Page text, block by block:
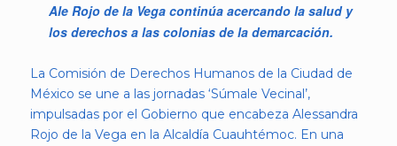
Ale Rojo de la Vega continúa acercando la salud y
los derechos a las colonias de la demarcación.
La Comisión de Derechos Humanos de la Ciudad de
México se une a las jornadas ‘Súmale Vecinal’,
impulsadas por el Gobierno que encabeza Alessandra
Rojo de la Vega en la Alcaldía Cuauhtémoc. En una